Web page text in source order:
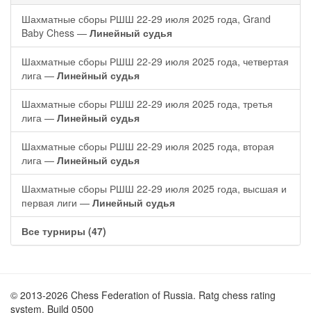
Шахматные сборы РШШ 22-29 июля 2025 года, Grand
Baby Chess — Линейный судья
Шахматные сборы РШШ 22-29 июля 2025 года, четвертая
лига — Линейный судья
Шахматные сборы РШШ 22-29 июля 2025 года, третья
лига — Линейный судья
Шахматные сборы РШШ 22-29 июля 2025 года, вторая
лига — Линейный судья
Шахматные сборы РШШ 22-29 июля 2025 года, высшая и
первая лиги — Линейный судья
Все турниры (47)
© 2013-2026 Chess Federation of Russia. Ratg chess rating
system. Build 0500